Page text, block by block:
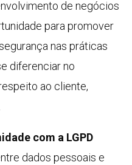
de negócios
para promover
nas práticas
diferenciar no
ao cliente,
com a LGPD
dados pessoais e